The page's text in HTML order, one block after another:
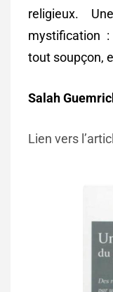
religieux.
mystification
tout soupçon,
Salah
Lien vers